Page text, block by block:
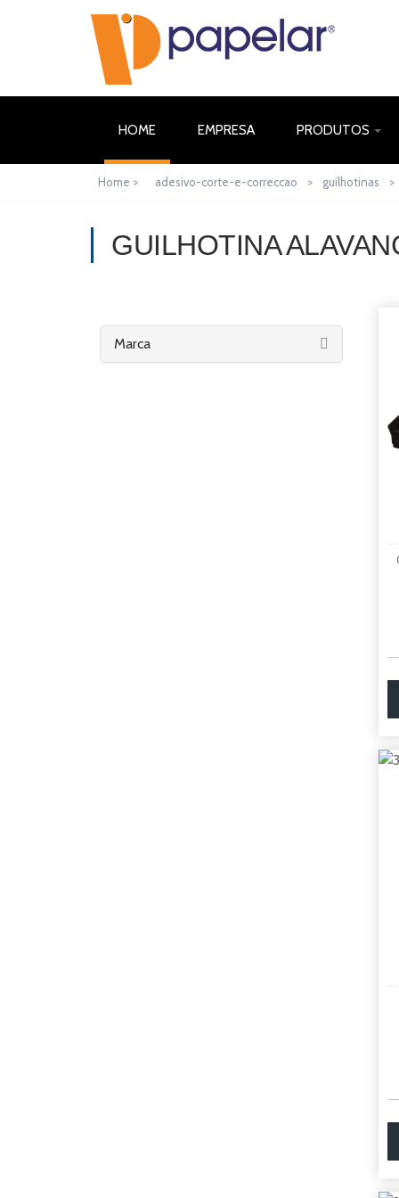
HOME (CURRENT)EMPRESA PRODUTOS
Home > adesivo-corte-e-correccao > guilhotinas >
GUILHOTINA
Marca